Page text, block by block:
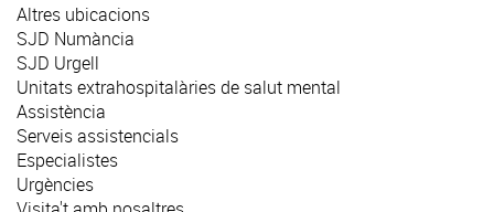
Altres ubicacions
SJD Numància
SJD Urgell
Unitats extrahospitalàries de salut mental
Assistència
Serveis assistencials
Especialistes
Urgències